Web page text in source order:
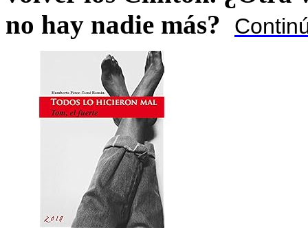
no hay nadie más?